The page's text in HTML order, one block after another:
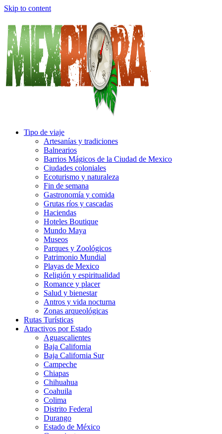
Skip to content
Tipo de viaje
Artesanías y tradiciones
Balnearios
Barrios Mágicos de la Ciudad de Mexico
Ciudades coloniales
Ecoturismo y naturaleza
Fin de semana
Gastronomía y comida
Grutas ríos y cascadas
Haciendas
Hoteles Boutique
Mundo Maya
Museos
Parques y Zoológicos
Patrimonio Mundial
Playas de Mexico
Religión y espiritualidad
Romance y placer
Salud y bienestar
Antros y vida nocturna
Zonas arqueológicas
Rutas Turísticas
Atractivos por Estado
Aguascalientes
Baja California
Baja California Sur
Campeche
Chiapas
Chihuahua
Coahuila
Colima
Distrito Federal
Durango
Estado de México